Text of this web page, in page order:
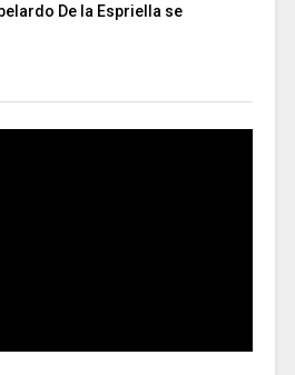
De la Espriella se